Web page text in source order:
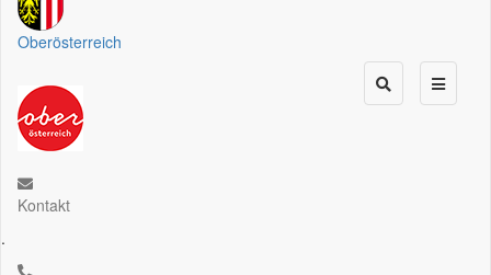
Oberösterreich
Kontakt
.